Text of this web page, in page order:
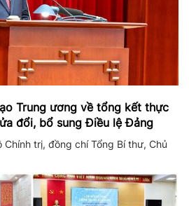
Trung ương về tổng kết thực
đổi, bổ sung Điều lệ Đảng
Chính trị, đồng chí Tổng Bí thư, Chủ